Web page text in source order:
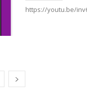
https://youtu.be/